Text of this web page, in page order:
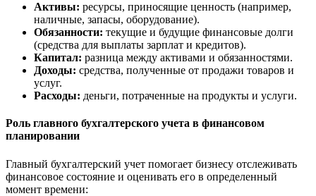
Активы: ресурсы, приносящие ценность (например,
наличные, запасы, оборудование).
Обязанности: текущие и будущие финансовые долги
(средства для выплаты зарплат и кредитов).
Капитал: разница между активами и обязанностями.
Доходы: средства, полученные от продажи товаров и
услуг.
Расходы: деньги, потраченные на продукты и услуги.
Роль главного бухгалтерского учета в финансовом
планировании
Главный бухгалтерский учет помогает бизнесу отслеживать
финансовое состояние и оценивать его в определенный
момент времени: